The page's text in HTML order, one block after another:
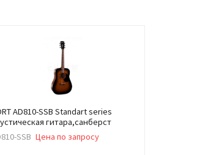
AD810-SSB Standart series
гитара,санберст
SSB Цена по запросу